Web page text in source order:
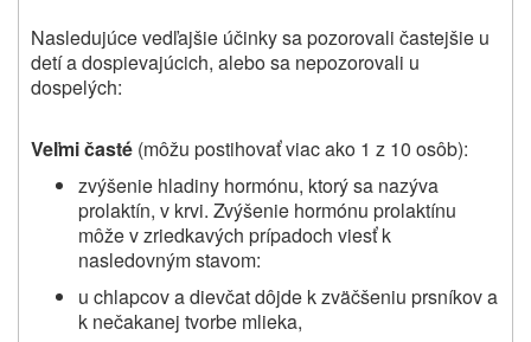
Nasledujúce vedľajšie účinky sa pozorovali častejšie u
detí a dospievajúcich, alebo sa nepozorovali u
dospelých:
Veľmi časté (môžu postihovať viac ako 1 z 10 osôb):
zvýšenie hladiny hormónu, ktorý sa nazýva
prolaktín, v krvi. Zvýšenie hormónu prolaktínu
môže v zriedkavých prípadoch viesť k
nasledovným stavom:
u chlapcov a dievčat dôjde k zväčšeniu prsníkov a
k nečakanej tvorbe mlieka,